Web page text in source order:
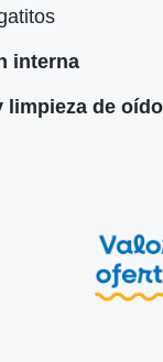
interna
limpieza de